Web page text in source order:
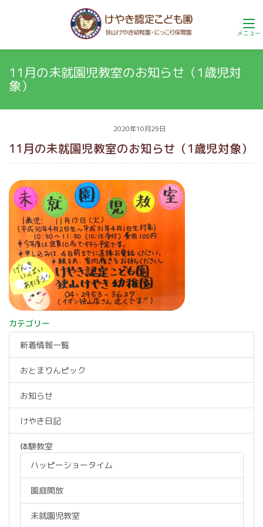
11月の未就園児教室のお知らせ（1歳児対
象）
2020年10月29日
11月の未就園児教室のお知らせ（1歳児対象）
カテゴリー
新着情報一覧
おとまりんピック
お知らせ
けやき日記
体験教室
ハッピーショータイム
園庭開放
未就園児教室